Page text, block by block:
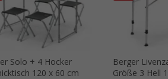
+ 4 Hocker
120 x 60 cm
Berger
Größe 3 Hell